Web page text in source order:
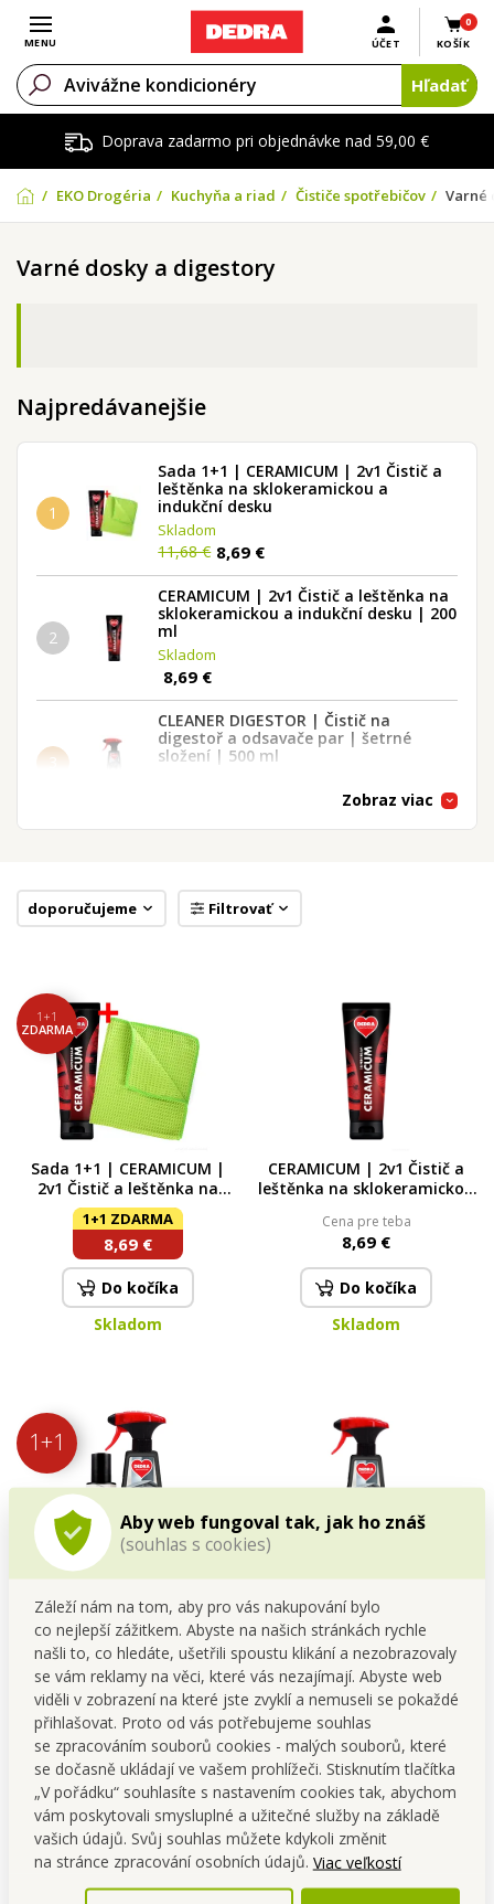
Doprava zadarmo pri objednávke nad 59,00 €
Otvoriť menu
MENU
0
KOŠÍK
ÚČET
Hľadať
Aby web fungoval tak, jak ho znáš
(souhlas s cookies)
Záleží nám na tom, aby pro vás nakupování bylo
co nejlepší zážitkem. Abyste na našich stránkách rychle
našli to, co hledáte, ušetřili spoustu klikání a nezobrazovaly
se vám reklamy na věci, které vás nezajímají. Abyste web
viděli v zobrazení na které jste zvyklí a nemuseli se pokaždé
přihlašovat. Proto od vás potřebujeme souhlas
se zpracováním souborů cookies - malých souborů, které
se dočasně ukládají ve vašem prohlížeči. Stisknutím tlačítka
„V pořádku“ souhlasíte s nastavením cookies tak, abychom
vám poskytovali smysluplné a užitečné služby na základě
vašich údajů. Svůj souhlas můžete kdykoli změnit
na stránce zpracování osobních údajů. Viac veľkostí
EKO Drogéria Kuchyňa a riad Čističe spotřebičov Varné
Varné dosky a digestory
Najpredávanejšie
1
Sada 1+1 | CERAMICUM | 2v1 Čistič a
leštěnka na sklokeramickou a
indukční desku
Skladom
11,68 € 8,69 €
2
CERAMICUM | 2v1 Čistič a leštěnka na
sklokeramickou a indukční desku | 200
ml
Skladom
8,69 €
3
CLEANER DIGESTOR | Čistič na
digestoř a odsavače par | šetrné
složení | 500 ml
Skladom
14,28 € 10,79 €
5
5,59 €
Zobraz viac
doporučujeme Filtrovať
1+1
ZDARMA
Sada 1+1 | CERAMICUM |
2v1 Čistič a leštěnka na
sklokeramickou a indukční
desku + ZDARMA utěrka
1+1 ZDARMA
8,69 €
Do kočíka
Skladom
CERAMICUM | 2v1 Čistič a
leštěnka na sklokeramickou
200 ml
Cena pre teba
8,69 €
Do kočíka
Skladom
1+1
Čistič + impregnační sprej |
500 ml + 200 ml
ZĽAVA 3 €
10,79 €
Do kočíka
Skladom
na digestoř a odsavače par
| šetrné složení | 500 ml 500
ml
Cena pre teba
8,69 €
Do kočíka
Skladom